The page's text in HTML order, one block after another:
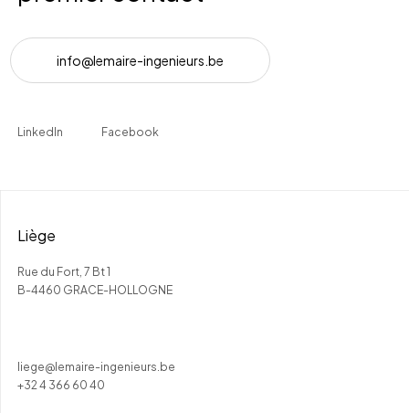
info@lemaire-ingenieurs be
LinkedIn Facebook
Liège
Rue du Fort, 7 Bt 1
B-4460 GRACE-HOLLOGNE
liege@lemaire-ingenieurs.be
+32 4 366 60 40